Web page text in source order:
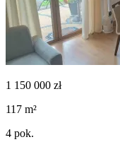
1 150 000 zł
117 m²
4 pok.